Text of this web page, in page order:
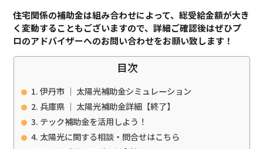
住宅関係の補助金は組み合わせによって、総受給金額が大き
く変動することもございますので、詳細ご確認後はぜひプ
ロのアドバイザーへのお問い合わせをお願い致します！
目次
伊丹市 ｜ 太陽光補助金シミュレーション
兵庫県 ｜ 太陽光補助金詳細【終了】
テック補助金を活用しよう！
太陽光に関する相談・問合せはこちら